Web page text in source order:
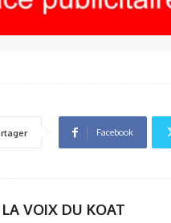
Facebook
LA VOIX DU KOAT